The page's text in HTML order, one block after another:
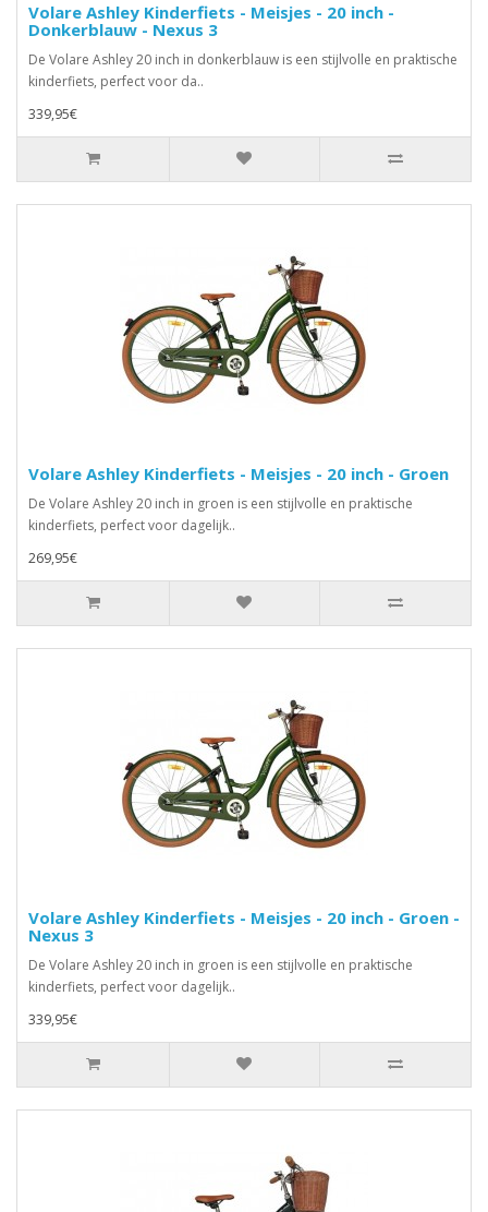
Volare Ashley Kinderfiets - Meisjes - 20 inch -
Donkerblauw - Nexus 3
De Volare Ashley 20 inch in donkerblauw is een stijlvolle en praktische
kinderfiets, perfect voor da..
339,95€
Volare Ashley Kinderfiets - Meisjes - 20 inch - Groen
De Volare Ashley 20 inch in groen is een stijlvolle en praktische
kinderfiets, perfect voor dagelijk..
269,95€
Volare Ashley Kinderfiets - Meisjes - 20 inch - Groen -
Nexus 3
De Volare Ashley 20 inch in groen is een stijlvolle en praktische
kinderfiets, perfect voor dagelijk..
339,95€